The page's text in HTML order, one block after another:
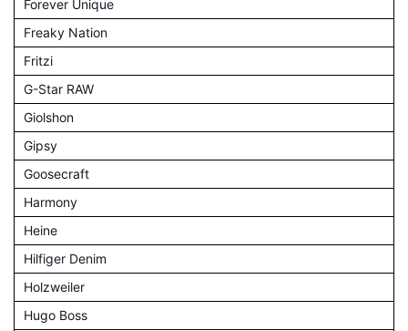
Forever Unique
Freaky Nation
Fritzi
G-Star RAW
Giolshon
Gipsy
Goosecraft
Harmony
Heine
Hilfiger Denim
Holzweiler
Hugo Boss